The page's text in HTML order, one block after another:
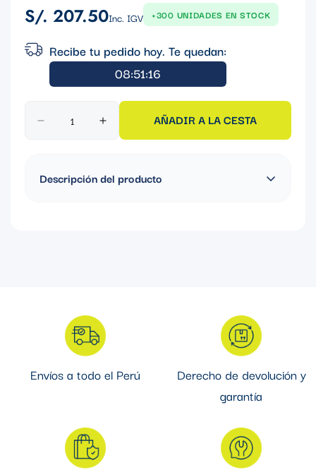
Precio
S/. 207.50Inc. IGV +300 UNIDADES EN STOCK
Recibe tu pedido hoy. Te quedan:
08:51:15
AÑADIR A LA CESTA
Descripción del producto
Envíos a todo el Perú
Derecho de devolución y
garantía